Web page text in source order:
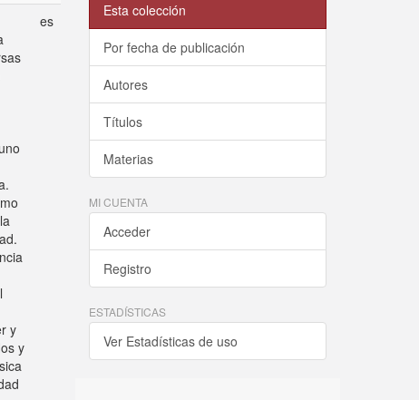
y
y
es
Esta colección
Por fecha de publicación
Autores
Títulos
Materias
MI CUENTA
Acceder
Registro
ESTADÍSTICAS
Ver Estadísticas de uso